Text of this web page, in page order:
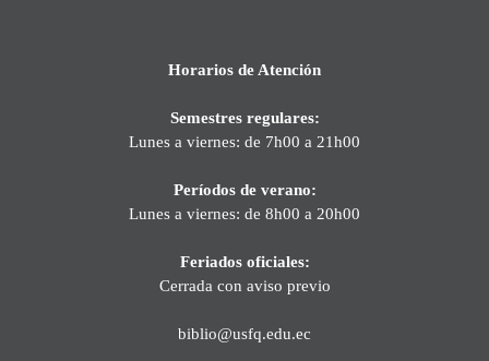
Horarios de Atención
Semestres regulares:
Lunes a viernes: de 7h00 a 21h00
Períodos de verano:
Lunes a viernes: de 8h00 a 20h00
Feriados oficiales:
Cerrada con aviso previo
biblio@usfq.edu.ec